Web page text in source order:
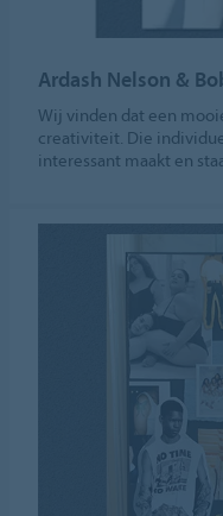
Ardash Nelson &
Wij vinden dat een
creativiteit. Die
interessant maakt en